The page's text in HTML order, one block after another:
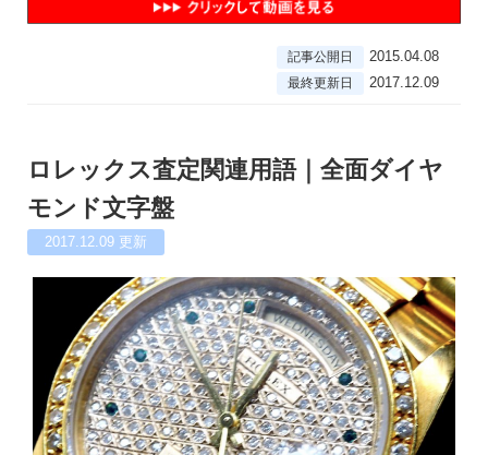
記事公開日 2015.04.08
最終更新日 2017.12.09
ロレックス査定関連用語｜全面ダイヤ
モンド文字盤
2017.12.09 更新